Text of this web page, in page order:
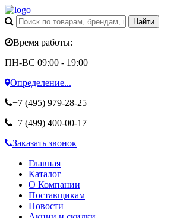
Время работы:
ПН-ВС 09:00 - 19:00
Определение...
+7 (495) 979-28-25
+7 (499) 400-00-17
Заказать звонок
Главная
Каталог
О Компании
Поставщикам
Новости